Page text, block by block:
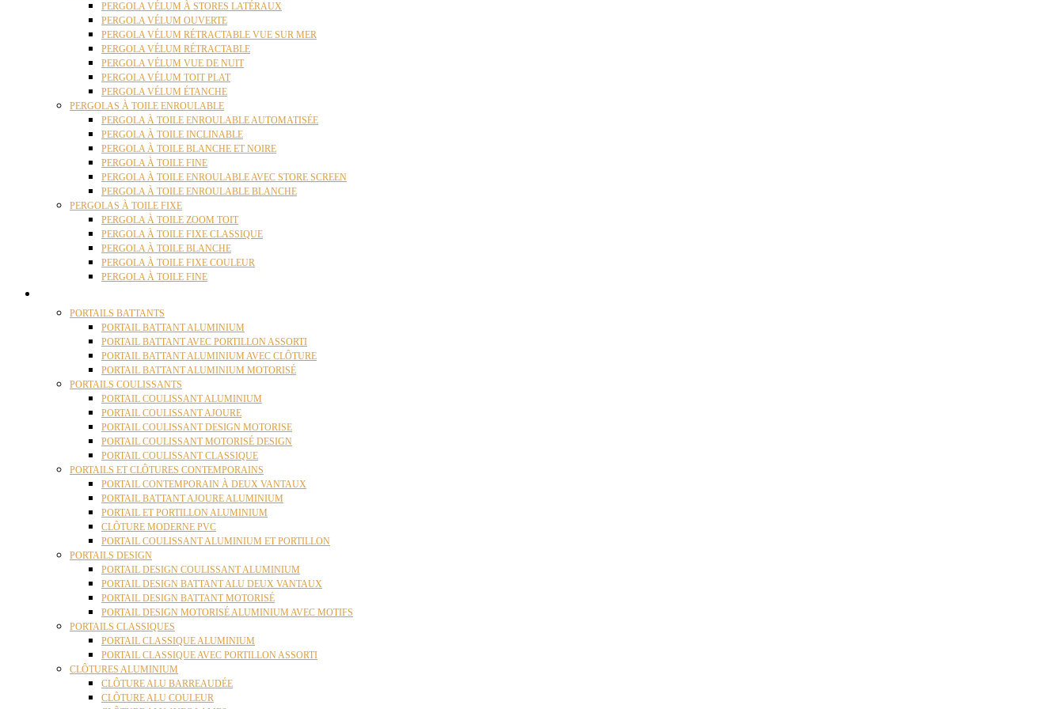
PERGOLA VÉLUM À STORES LATÉRAUX
PERGOLA VÉLUM OUVERTE
PERGOLA VÉLUM RÉTRACTABLE VUE SUR MER
PERGOLA VÉLUM RÉTRACTABLE
PERGOLA VÉLUM VUE DE NUIT
PERGOLA VÉLUM TOIT PLAT
PERGOLA VÉLUM ÉTANCHE
PERGOLAS À TOILE ENROULABLE
PERGOLA À TOILE ENROULABLE AUTOMATISÉE
PERGOLA À TOILE INCLINABLE
PERGOLA À TOILE BLANCHE ET NOIRE
PERGOLA À TOILE FINE
PERGOLA À TOILE ENROULABLE AVEC STORE SCREEN
PERGOLA À TOILE ENROULABLE BLANCHE
PERGOLAS À TOILE FIXE
PERGOLA À TOILE ZOOM TOIT
PERGOLA À TOILE FIXE CLASSIQUE
PERGOLA À TOILE BLANCHE
PERGOLA À TOILE FIXE COULEUR
PERGOLA À TOILE FINE
PORTAILS BATTANTS
PORTAIL BATTANT ALUMINIUM
PORTAIL BATTANT AVEC PORTILLON ASSORTI
PORTAIL BATTANT ALUMINIUM AVEC CLÔTURE
PORTAIL BATTANT ALUMINIUM MOTORISÉ
PORTAILS COULISSANTS
PORTAIL COULISSANT ALUMINIUM
PORTAIL COULISSANT AJOURE
PORTAIL COULISSANT DESIGN MOTORISE
PORTAIL COULISSANT MOTORISÉ DESIGN
PORTAIL COULISSANT CLASSIQUE
PORTAILS ET CLÔTURES CONTEMPORAINS
PORTAIL CONTEMPORAIN À DEUX VANTAUX
PORTAIL BATTANT AJOURE ALUMINIUM
PORTAIL ET PORTILLON ALUMINIUM
CLÔTURE MODERNE PVC
PORTAIL COULISSANT ALUMINIUM ET PORTILLON
PORTAILS DESIGN
PORTAIL DESIGN COULISSANT ALUMINIUM
PORTAIL DESIGN BATTANT ALU DEUX VANTAUX
PORTAIL DESIGN BATTANT MOTORISÉ
PORTAIL DESIGN MOTORISÉ ALUMINIUM AVEC MOTIFS
PORTAILS CLASSIQUES
PORTAIL CLASSIQUE ALUMINIUM
PORTAIL CLASSIQUE AVEC PORTILLON ASSORTI
CLÔTURES ALUMINIUM
CLÔTURE ALU BARREAUDÉE
CLÔTURE ALU COULEUR